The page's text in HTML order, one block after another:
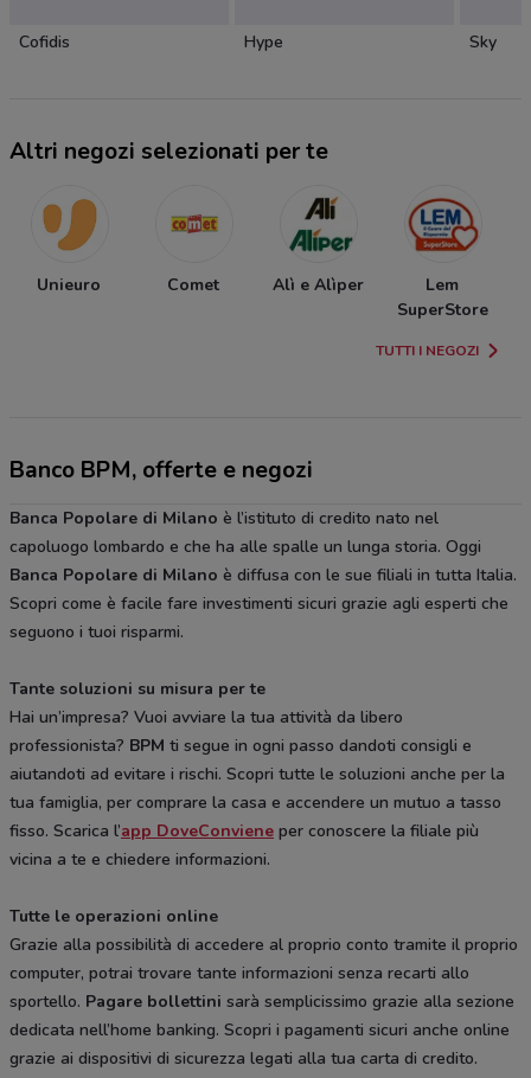
Cofidis Hype Sky
Altri negozi selezionati per te
Unieuro Comet Alì e Alìper
Lem
SuperStore
TUTTI I NEGOZI
Banco BPM, offerte e negozi
Banca Popolare di Milano è l’istituto di credito nato nel
capoluogo lombardo e che ha alle spalle un lunga storia. Oggi
Banca Popolare di Milano è diffusa con le sue filiali in tutta Italia.
Scopri come è facile fare investimenti sicuri grazie agli esperti che
seguono i tuoi risparmi.
Tante soluzioni su misura per te
Hai un’impresa? Vuoi avviare la tua attività da libero
professionista? BPM ti segue in ogni passo dandoti consigli e
aiutandoti ad evitare i rischi. Scopri tutte le soluzioni anche per la
tua famiglia, per comprare la casa e accendere un mutuo a tasso
fisso. Scarica l’app DoveConviene per conoscere la filiale più
vicina a te e chiedere informazioni.
Tutte le operazioni online
Grazie alla possibilità di accedere al proprio conto tramite il proprio
computer, potrai trovare tante informazioni senza recarti allo
sportello. Pagare bollettini sarà semplicissimo grazie alla sezione
dedicata nell’home banking. Scopri i pagamenti sicuri anche online
grazie ai dispositivi di sicurezza legati alla tua carta di credito.